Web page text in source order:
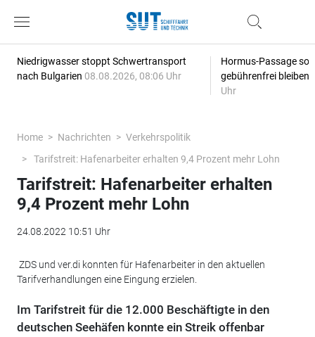
Niedrigwasser stoppt Schwertransport
nach Bulgarien 08.08.2026, 08:06 Uhr
Hormus-Passage
gebührenfrei bleiben
Uhr
Home Nachrichten
Verkehrspolitik
Tarifstreit: Hafenarbeiter erhalten 9,4 Prozent mehr Lohn
Tarifstreit: Hafenarbeiter erhalten
9,4 Prozent mehr Lohn
24.08.2022 10:51 Uhr
ZDS und ver.di konnten für Hafenarbeiter in den aktuellen
Tarifverhandlungen eine Eingung erzielen.
Im Tarifstreit für die 12.000 Beschäftigte in den
deutschen Seehäfen konnte ein Streik offenbar